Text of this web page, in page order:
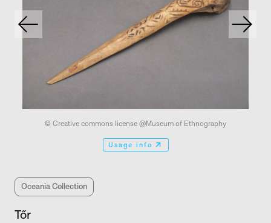
© Creative commons license @Museum of Ethnography
Usage info
Oceania Collection
Tőr